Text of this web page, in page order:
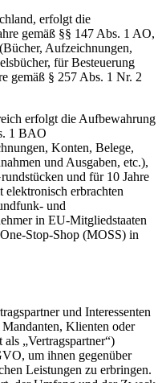
erfolgt die
gemäß §§ 147 Abs. 1 AO,
Aufzeichnungen,
für Besteuerung
gemäß § 257 Abs. 1 Nr. 2
erfolgt die Aufbewahrung
1 BAO
Konten, Belege,
und Ausgaben, etc.),
und für 10 Jahre
erbrachten
und
in EU-Mitgliedstaaten
Stop-Shop (MOSS) in
und Interessenten
Klienten oder
„Vertragspartner“)
um ihnen gegenüber
Leistungen zu erbringen.